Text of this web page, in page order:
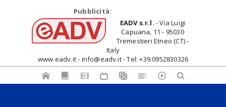
Pubblicità:
EADV s.r.l. - Via Luigi
Capuana, 11 - 95030
Tremestieri Etneo (CT) -
Italy
www.eadv.it - info@eadv.it - Tel: +39.0952830326